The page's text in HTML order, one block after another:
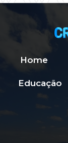
Home
Educação